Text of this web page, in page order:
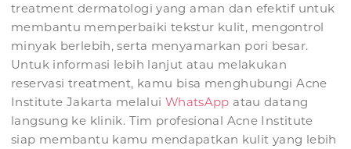
treatment dermatologi yang aman dan efektif untuk
membantu memperbaiki tekstur kulit, mengontrol
minyak berlebih, serta menyamarkan pori besar.
Untuk informasi lebih lanjut atau melakukan
reservasi treatment, kamu bisa menghubungi Acne
Institute Jakarta melalui WhatsApp atau datang
langsung ke klinik. Tim profesional Acne Institute
siap membantu kamu mendapatkan kulit yang lebih